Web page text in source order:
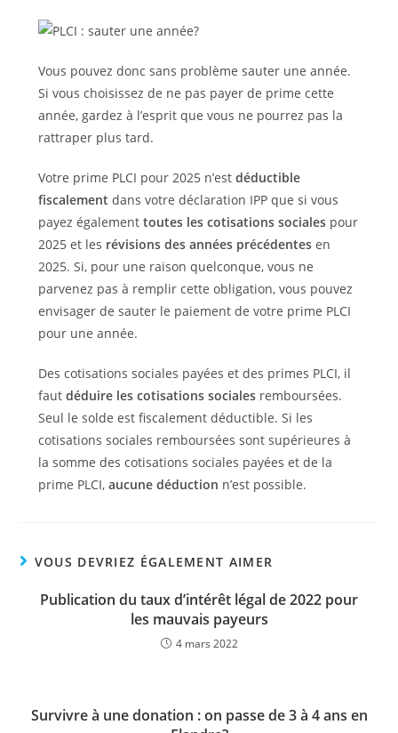
Vous pouvez donc sans problème sauter une année.
Si vous choisissez de ne pas payer de prime cette
année, gardez à l’esprit que vous ne pourrez pas la
rattraper plus tard.
Votre prime PLCI pour 2025 n’est déductible
fiscalement dans votre déclaration IPP que si vous
payez égalementtoutes les cotisations sociales pour
2025 et les révisions des années précédentesen
2025. Si, pour une raison quelconque, vous ne
parvenez pas à remplir cette obligation, vous pouvez
envisager de sauter le paiement de votre prime PLCI
pour une année.
Des cotisations sociales payées et des primes PLCI, il
fautdéduire les cotisations sociales remboursées.
Seul le solde est fiscalement déductible. Si les
cotisations sociales remboursées sont supérieures à
la somme des cotisations sociales payées et de la
prime PLCI, aucune déduction n’est possible.
VOUS DEVRIEZ ÉGALEMENT AIMER
Publication du taux d’intérêt légal de 2022 pour
les mauvais payeurs
4 mars 2022
Survivre à une donation : on passe de 3 à 4 ans en